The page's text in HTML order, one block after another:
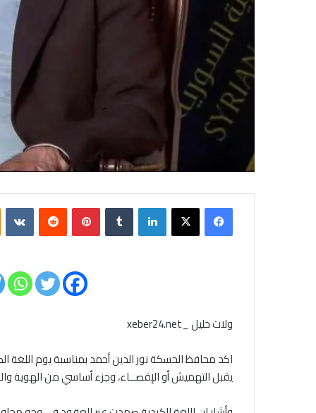
فيسبوك‫X لينكدإن بينتيريست
ولات خليل _xeber24.net
اكد محافظ الحسكة نور الدين أحمد بمناسبة يوم اللغة
يقبل التهميش أو الإقصــاء، وجزء أساسي من الهوية